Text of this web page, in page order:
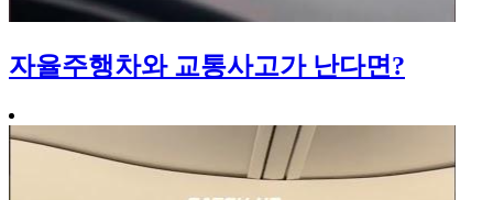
자율주행차와 교통사고가 난다면?